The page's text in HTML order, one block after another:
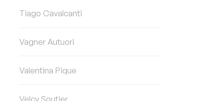
Tiago Cavalcanti
Vagner Autuori
Valentina Pique
Velcy Soutier